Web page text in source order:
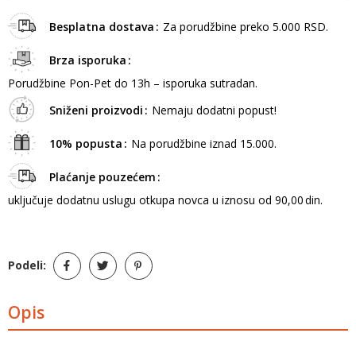
Besplatna dostava Za porudžbine preko 5.000 RSD.
Brza isporuka
Porudžbine Pon-Pet do 13h – isporuka sutradan.
Sniženi proizvodi
Nemaju dodatni popust!
10% popusta Na porudžbine iznad 15.000.
Plaćanje pouzećem
uključuje dodatnu uslugu otkupa novca u iznosu od 90,00 din.
Podeli:
Opis